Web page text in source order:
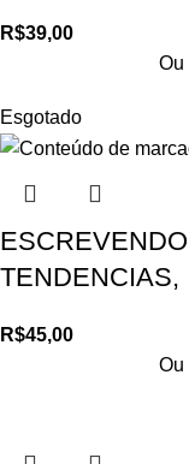
R$39,00
Ou
Esgotado
TENDENCIAS,
R$45,00
Ou